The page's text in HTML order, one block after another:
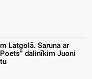
Latgolā. Saruna ar
dalinīkim Juoni